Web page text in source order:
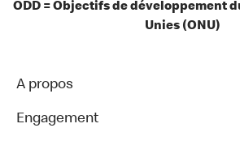
ODD = Objectifs de développement
Unies (ONU)
A propos
Engagement